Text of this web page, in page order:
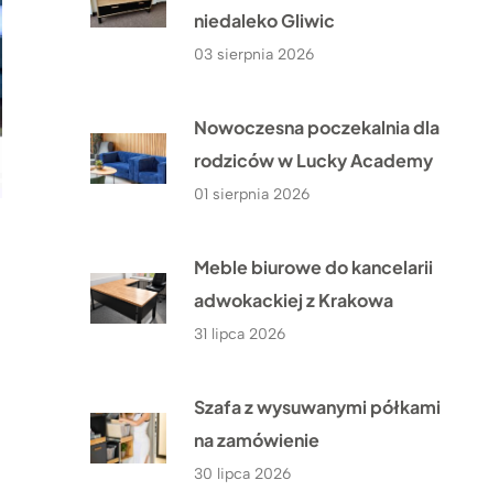
niedaleko Gliwic
03 sierpnia 2026
Nowoczesna poczekalnia dla
rodziców w Lucky Academy
01 sierpnia 2026
Meble biurowe do kancelarii
adwokackiej z Krakowa
31 lipca 2026
Szafa z wysuwanymi półkami
na zamówienie
30 lipca 2026